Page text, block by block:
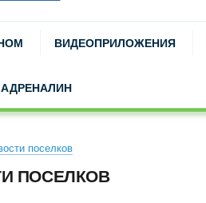
ВИДЕОПРИЛОЖЕНИЯ
поселков
ПОСЕЛКОВ